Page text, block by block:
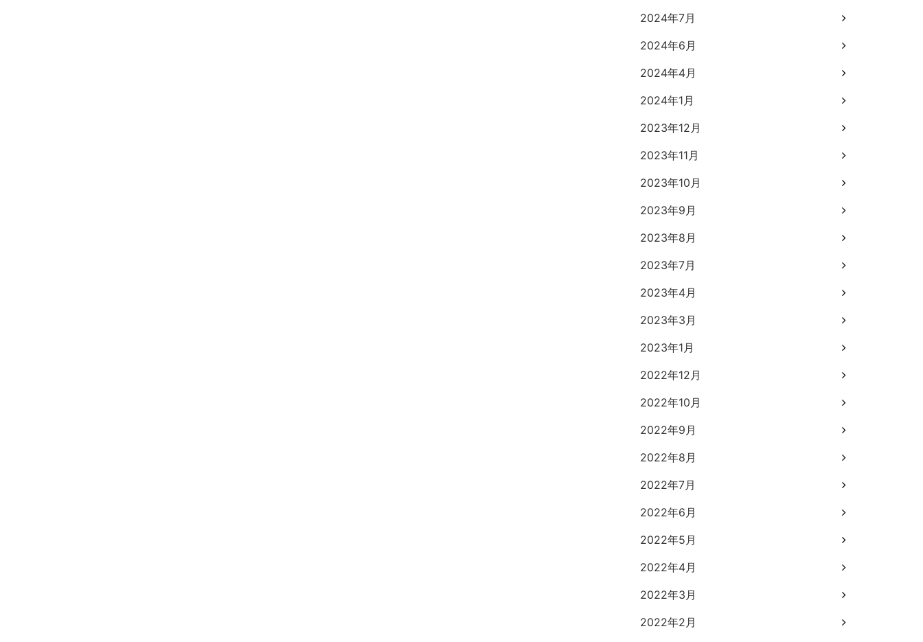
2024年7月
2024年6月
2024年4月
2024年1月
2023年12月
2023年11月
2023年10月
2023年9月
2023年8月
2023年7月
2023年4月
2023年3月
2023年1月
2022年12月
2022年10月
2022年9月
2022年8月
2022年7月
2022年6月
2022年5月
2022年4月
2022年3月
2022年2月